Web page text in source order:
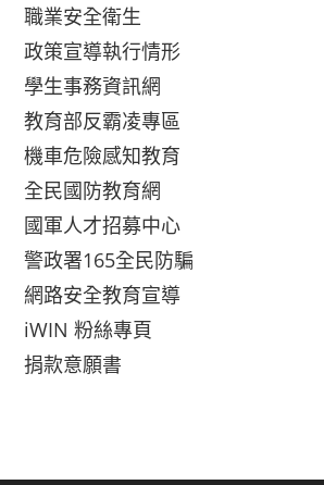
職業安全衛生
政策宣導執行情形
學生事務資訊網
教育部反霸凌專區
機車危險感知教育
全民國防教育網
國軍人才招募中心
警政署165全民防騙
網路安全教育宣導
iWIN 粉絲專頁
捐款意願書